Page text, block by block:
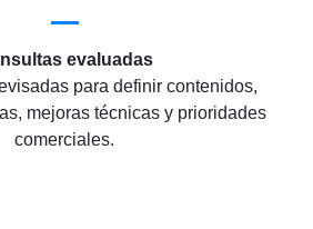
evaluadas
para definir contenidos,
mejoras técnicas y prioridades
comerciales.